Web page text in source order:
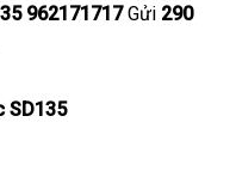
962171717Gửi 290
SD135